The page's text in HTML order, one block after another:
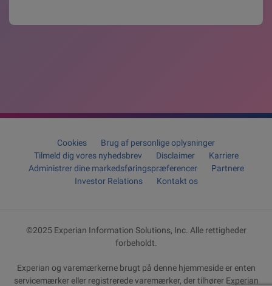
Cookies
Brug af personlige oplysninger
Tilmeld dig vores nyhedsbrev
Disclaimer
Karriere
Administrer dine markedsføringspræferencer
Partnere
Investor Relations
Kontakt os
©2025 Experian Information Solutions, Inc. Alle rettigheder
forbeholdt.
Experian og varemærkerne brugt på denne hjemmeside er enten
servicemærker eller registrerede varemærker, der tilhører Experian